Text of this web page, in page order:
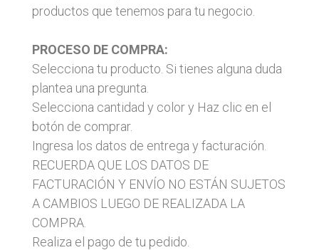
productos que tenemos para tu negocio.
PROCESO DE COMPRA:
Selecciona tu producto. Si tienes alguna duda
plantea una pregunta.
Selecciona cantidad y color y Haz clic en el
botón de comprar.
Ingresa los datos de entrega y facturación.
RECUERDA QUE LOS DATOS DE
FACTURACIÓN Y ENVÍO NO ESTÁN SUJETOS
A CAMBIOS LUEGO DE REALIZADA LA
COMPRA.
Realiza el pago de tu pedido.